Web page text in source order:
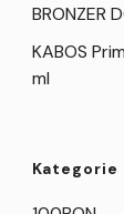
BRONZER
KABOS
ml
Kategorie